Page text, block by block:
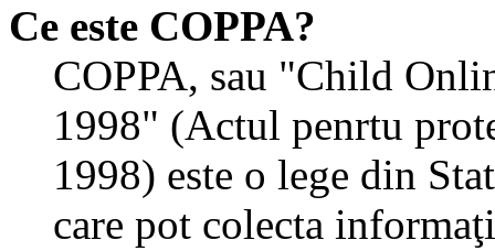
Ce este COPPA?
COPPA, sau "Child
1998" (Actul penrtu
1998) este o lege din
care pot colecta